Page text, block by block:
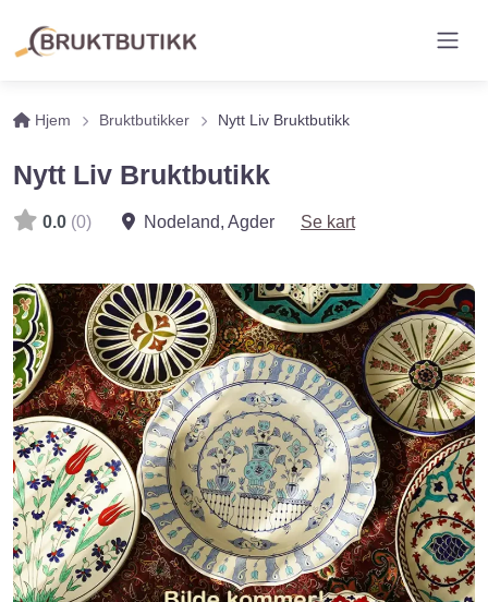
Hjem Bruktbutikker Nytt Liv Bruktbutikk
Nytt Liv Bruktbutikk
0.0 (0) Nodeland, Agder Se kart